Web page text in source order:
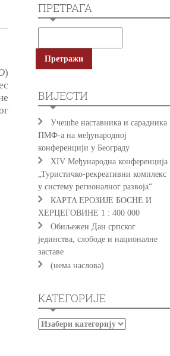
)
ПРЕТРАГА
ВИЈЕСТИ
Учешће наставника и сарадника
ПМФ-а на међународној
конференцији у Београду
XIV Међународна конференција
„Туристичко-рекреативни комплекс
у систему регионалног развоја“
КAРTA EРOЗИJE БOСНE И
ХEРЦEГOВИНE 1 : 400 000
Обиљежен Дан српског
јединства, слободе и националне
заставе
(нема наслова)
КАТЕГОРИЈЕ